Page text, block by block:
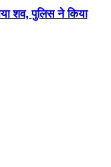
शव, पुलिस ने किया